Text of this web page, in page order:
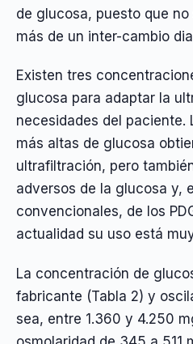
de glucosa, puesto que
más de un inter-cambio
Existen tres
glucosa para adaptar la
necesidades del paciente.
más altas de glucosa
ultrafiltración, pero
adversos de la glucosa y,
convencionales, de los
actualidad su uso está
La concentración de
fabricante (Tabla 2) y
sea, entre 1.360 y 4.250